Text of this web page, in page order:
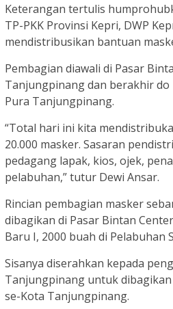
Keterangan tertulis
TP-PKK Provinsi Kepri, DWP
mendistribusikan bantuan
Pembagian diawali di Pasar
Tanjungpinang dan berakhir do
Pura Tanjungpinang.
“Total hari ini kita
20.000 masker. Sasaran
pedagang lapak, kios, ojek,
pelabuhan,” tutur Dewi Ansar.
Rincian pembagian masker
dibagikan di Pasar Bintan
Baru I, 2000 buah di Pelabuhan
Sisanya diserahkan kepada
Tanjungpinang untuk
se-Kota Tanjungpinang.